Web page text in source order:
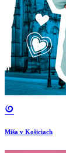
Miša v Košiciach